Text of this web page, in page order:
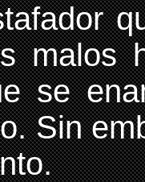
malos
se
Sin